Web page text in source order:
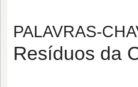
PALAVRAS-
Resíduos da